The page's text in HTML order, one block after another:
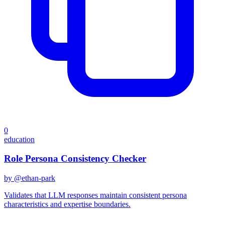
0
education
Role Persona Consistency Checker
by @ethan-park
Validates that LLM responses maintain consistent persona
characteristics and expertise boundaries.